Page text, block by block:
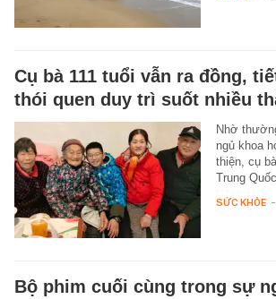
Cụ bà 111 tuổi vẫn ra đồng,
thói quen duy trì suốt nhiều
Nhờ
ngủ khoa
thiện, cụ
Trung
SỨC KHỎE -
Bộ phim cuối cùng trong sự